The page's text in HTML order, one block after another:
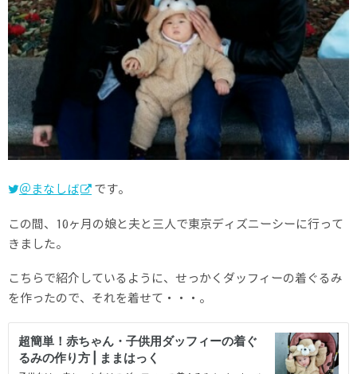
＠まなしば です。
この間、10ヶ月の娘と夫と三人で東京ディズニーシーに行って
きました。
こちらで紹介しているように、せっかくダッフィーの着ぐるみ
を作ったので、それを着せて・・・。